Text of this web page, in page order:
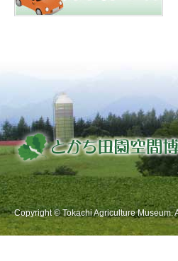
Copyright © Tokachi Agriculture Museum.